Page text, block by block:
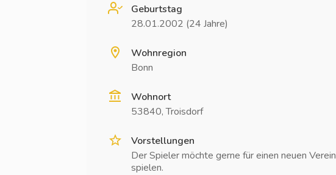
Geburtstag
28.01.2002 (24 Jahre)
Wohnregion
Bonn
Wohnort
53840, Troisdorf
Vorstellungen
Der Spieler möchte gerne für einen neuen Verein
spielen.